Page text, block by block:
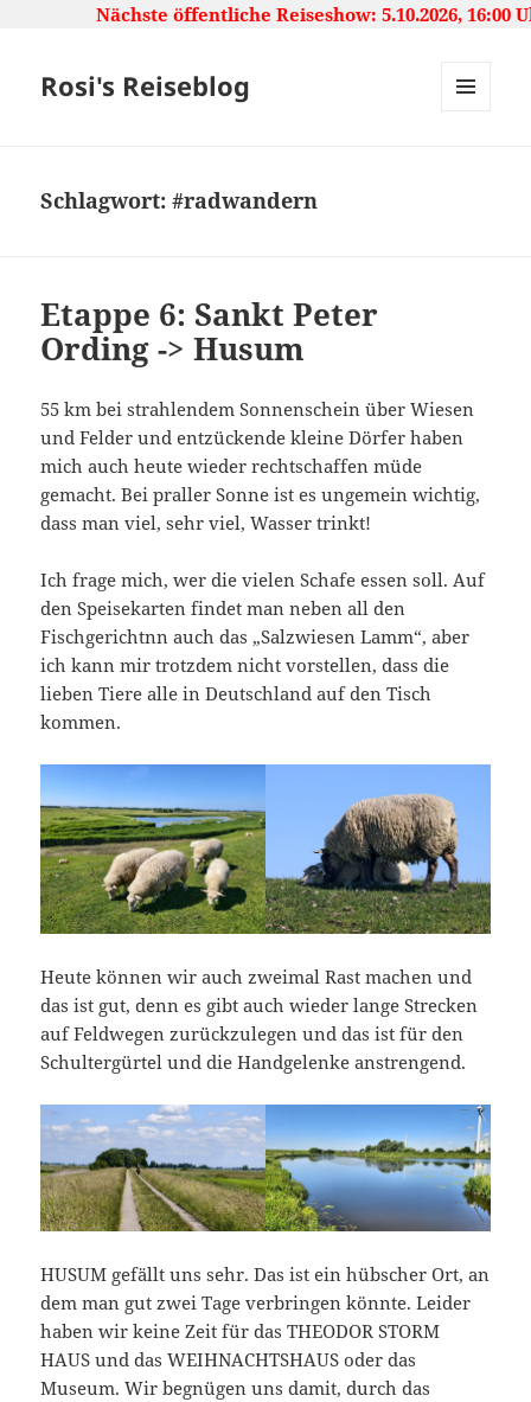
Nächste öffentliche Reiseshow: 5.10.2026, 16:00 Uhr
Rosi's Reiseblog
Schlagwort:#radwandern
Etappe 6: Sankt Peter
Ording -> Husum
55 km bei strahlendem Sonnenschein über Wiesen
und Felder und entzückende kleine Dörfer haben
mich auch heute wieder rechtschaffen müde
gemacht. Bei praller Sonne ist es ungemein wichtig,
dass man viel, sehr viel, Wasser trinkt!
Ich frage mich, wer die vielen Schafe essen soll. Auf
den Speisekarten findet man neben all den
Fischgerichtnn auch das „Salzwiesen Lamm“, aber
ich kann mir trotzdem nicht vorstellen, dass die
lieben Tiere alle in Deutschland auf den Tisch
kommen.
Heute können wir auch zweimal Rast machen und
das ist gut, denn es gibt auch wieder lange Strecken
auf Feldwegen zurückzulegen und das ist für den
Schultergürtel und die Handgelenke anstrengend.
HUSUM gefällt uns sehr. Das ist ein hübscher Ort, an
dem man gut zwei Tage verbringen könnte. Leider
haben wir keine Zeit für das THEODOR STORM
HAUS und das WEIHNACHTSHAUS oder das
Museum. Wir begnügen uns damit, durch das